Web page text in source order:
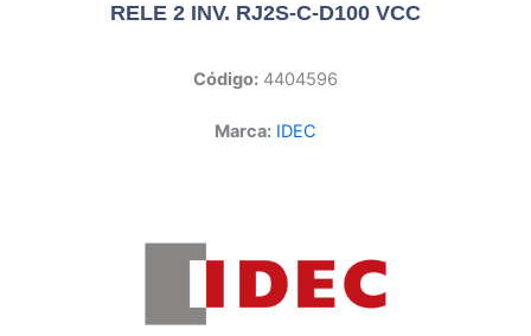
RELE 2 INV. RJ2S-C-D100 VCC
Código: 4404596
Marca: IDEC